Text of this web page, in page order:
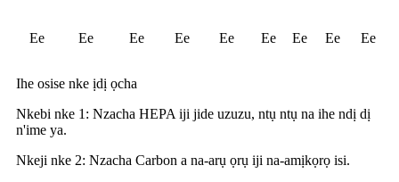
Ee Ee Ee Ee Ee Ee Ee Ee Ee
Ihe osise nke ịdị ọcha
Nkebi nke 1: Nzacha HEPA iji jide uzuzu, ntụ ntụ na ihe ndị dị
n'ime ya.
Nkeji nke 2: Nzacha Carbon a na-arụ ọrụ iji na-amịkọrọ isi.